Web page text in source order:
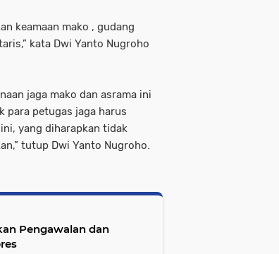
keamaan mako , gudang
kata Dwi Yanto Nugroho
jaga mako dan asrama ini
para petugas jaga harus
yang diharapkan tidak
tutup Dwi Yanto Nugroho.
Pengawalan dan